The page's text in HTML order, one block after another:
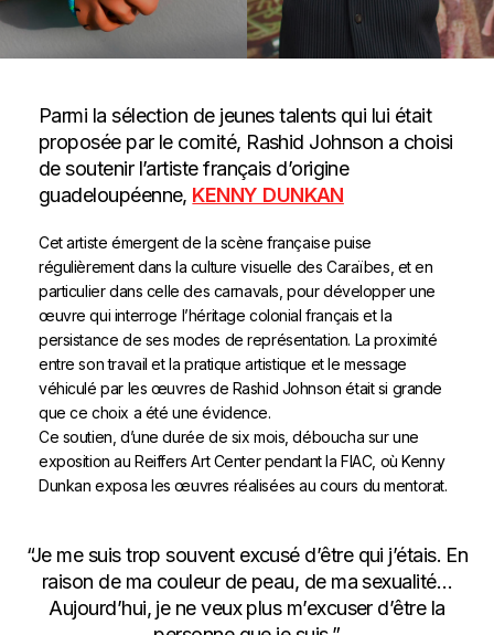
Parmi la sélection de jeunes talents qui lui était
proposée par le comité, Rashid Johnson a choisi
de soutenir l’artiste français d’origine
guadeloupéenne, KENNY DUNKAN
Cet artiste émergent de la scène française puise
régulièrement dans la culture visuelle des Caraïbes, et en
particulier dans celle des carnavals, pour développer une
œuvre qui interroge l’héritage colonial français et la
persistance de ses modes de représentation. La proximité
entre son travail et la pratique artistique et le message
véhiculé par les œuvres de Rashid Johnson était si grande
que ce choix a été une évidence.
Ce soutien, d’une durée de six mois, déboucha sur une
exposition au Reiffers Art Center pendant la FIAC, où Kenny
Dunkan exposa les œuvres réalisées au cours du mentorat.
“Je me suis trop souvent excusé d’être qui j’étais. En
raison de ma couleur de peau, de ma sexualité…
Aujourd’hui, je ne veux plus m’excuser d’être la